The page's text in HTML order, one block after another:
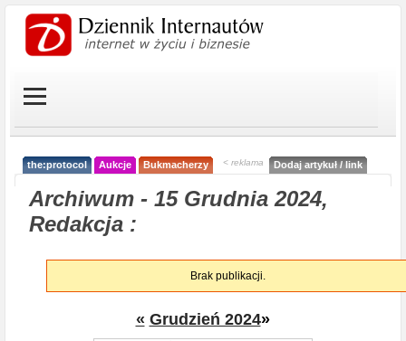
the:protocol Aukcje Bukmacherzy < reklama Dodaj artykuł / link
Archiwum - 15 Grudnia 2024,
Redakcja :
Brak publikacji.
« Grudzień 2024»